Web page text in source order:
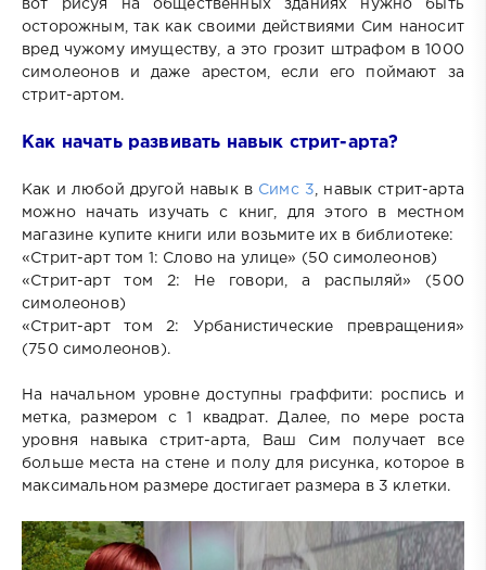
вот рисуя на общественных зданиях нужно быть
осторожным, так как своими действиями Сим наносит
вред чужому имуществу, а это грозит штрафом в 1000
симолеонов и даже арестом, если его поймают за
стрит-артом.
Как начать развивать навык стрит-арта?
Как и любой другой навык в Симс 3 , навык стрит-арта
можно начать изучать с книг, для этого в местном
магазине купите книги или возьмите их в библиотеке:
«Стрит-арт том 1: Слово на улице» (50 симолеонов)
«Стрит-арт том 2: Не говори, а распыляй» (500
симолеонов)
«Стрит-арт том 2: Урбанистические превращения»
(750 симолеонов).
На начальном уровне доступны граффити: роспись и
метка, размером с 1 квадрат. Далее, по мере роста
уровня навыка стрит-арта, Ваш Сим получает все
больше места на стене и полу для рисунка, которое в
максимальном размере достигает размера в 3 клетки.